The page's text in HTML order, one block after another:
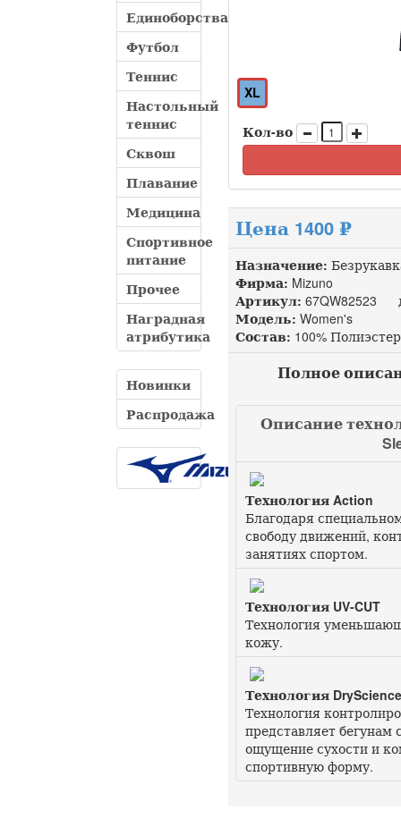
Единоборства
Футбол
Теннис
Настольный
теннис
Сквош
Плавание
Медицина
Спортивное
питание
Прочее
Наградная
атрибутика
Новинки
Распродажа
XL
Кол-во
Цена 1400 ₽
Назначение:
Фирма: Mizuno
Артикул: 67QW82523
Модель: Women's
Состав: 100% Полиэстер
Полное
Описание
Технология Action
Благодаря
свободу движений,
занятиях спортом.
Технология UV-CUT
Технология
кожу.
Технология DryScience
Технология
представляет
ощущение сухости и
спортивную форму.